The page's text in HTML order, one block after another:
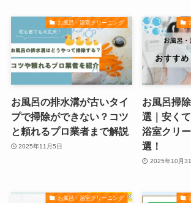
お風呂・浴室クリーニング
お風呂の排水溝が古いタイ
プで掃除ができない？コツ
と頼れるプロ業者まで解説
2025年11月5日
お風呂掃
選｜安く
浴室クリ
選！
2025年10月
お風呂・浴室クリーニング